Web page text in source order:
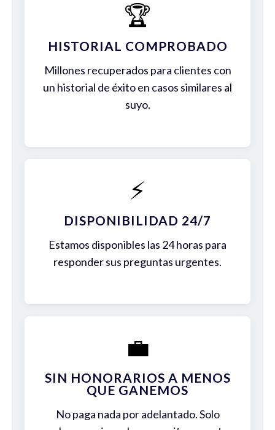
🏆
HISTORIAL COMPROBADO
Millones recuperados para clientes con
un historial de éxito en casos similares al
suyo.
⚡
DISPONIBILIDAD 24/7
Estamos disponibles las 24 horas para
responder sus preguntas urgentes.
💼
SIN HONORARIOS A MENOS
QUE GANEMOS
No paga nada por adelantado. Solo